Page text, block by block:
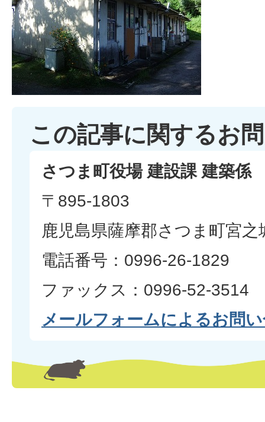
この記事に関するお
さつま町役場 建設課 建築係
〒895-1803
鹿児島県薩摩郡さつま町宮
電話番号：0996-26-1829
ファックス：0996-52-3514
メールフォームによるお問